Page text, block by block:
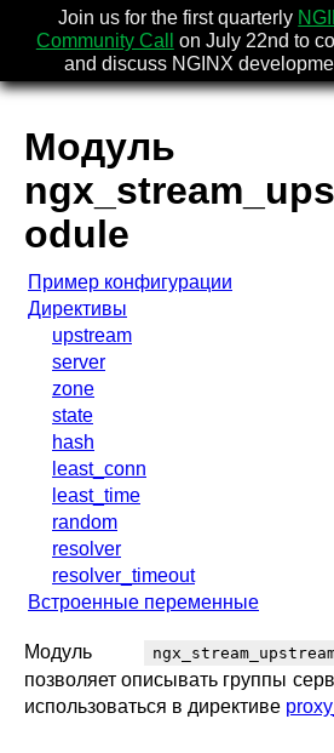
Join us for the first quarterly
Community Call
on July 22nd to
and discuss NGINX
Модуль
odule
Пример конфигурации
Директивы
upstream
server
zone
state
hash
least_conn
least_time
random
resolver
resolver_timeout
Встроенные переменные
Модуль
позволяет описывать группы
использоваться в директиве